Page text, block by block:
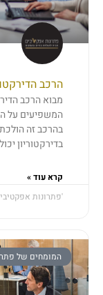
הרכב
מבוא הרכב
המשפיעים על
בהרכב זה הולכת
בדירקטוריון יכול
קרא עוד »
'פתרונות
המומחים של